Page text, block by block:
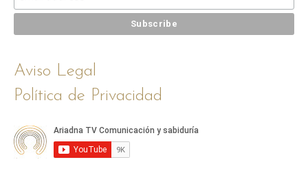
Aviso Legal
Política de Privacidad